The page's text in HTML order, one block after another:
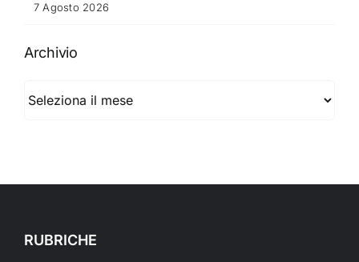
7 Agosto 2026
Archivio
RUBRICHE